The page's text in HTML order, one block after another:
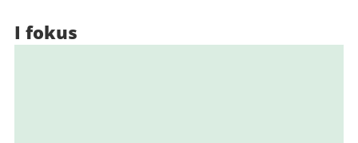
I fokus